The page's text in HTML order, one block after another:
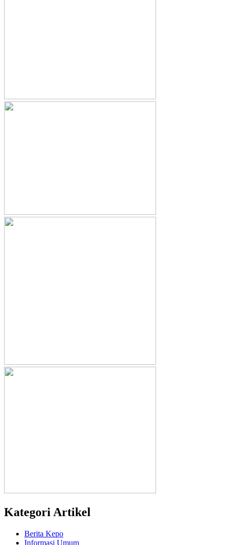
Kategori Artikel
Berita Kepo
Informasi Umum